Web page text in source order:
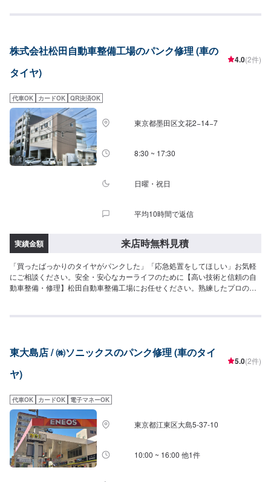
株式会社松田自動車整備工場のパンク修理 (車の
タイヤ)
4.0(2件)
代車OK カードOK QR決済OK
東京都墨田区文花2−14−7
8:30 ~ 17:30
日曜・祝日
平均10時間で返信
実績金額 来店時無料見積
「買ったばっかりのタイヤがパンクした」「応急処置をしてほしい」お気軽
にご相談ください。安全・安心なカーライフのために【高い技術と信頼の自
動車整備・修理】松田自動車整備工場にお任せください。熟練したプロの目
ります。日本全国安心のネットワークDRPネットワーク加盟工場です！！
お約束いたします。【代車について】代車の無料貸し出しサービスがござい
ますので、ご希望の方はお申し付けください。※燃料代はお客様負担となりま
す。※状況により貸出できかねる場合がございます。【パーツについて】パー
細をお送りください。ご購入希望の方▶️オファーにて車種情報をお送りくだ
さい。
東大島店 / ㈱ソニックスのパンク修理 (車のタイ
ヤ)
5.0(2件)
代車OK カードOK 電子マネーOK
東京都江東区大島5-37-10
10:00 ~ 16:00 他1件